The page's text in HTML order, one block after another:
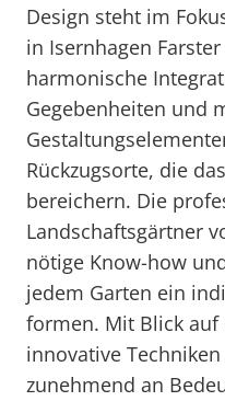
Design steht im
in Isernhagen
harmonische
Gegebenheiten und
Rückzugsorte, die
bereichern. Die
Landschaftsgärtner
nötige Know-how
jedem Garten ein
formen. Mit Blick auf
innovative
zunehmend an